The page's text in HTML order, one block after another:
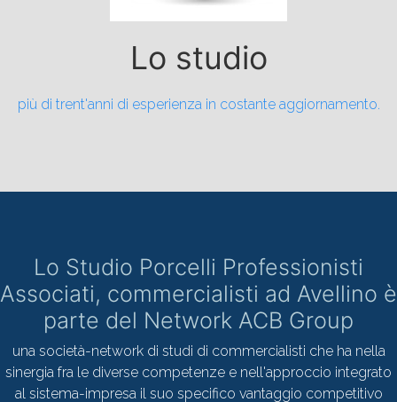
Lo studio
più di trent'anni di esperienza in costante aggiornamento.
Lo Studio Porcelli Professionisti
Associati, commercialisti ad Avellino è
parte del Network ACB Group
una società-network di studi di commercialisti che ha nella
sinergia fra le diverse competenze e nell'approccio integrato
al sistema-impresa il suo specifico vantaggio competitivo